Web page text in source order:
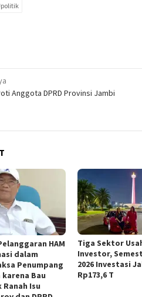
Anggota DPRD Provinsi Jambi
HAM
dalam
Penumpang
Bau
Ranah Isu
Tiga Sektor
Investor,
2026 Investasi
Rp173,6 T